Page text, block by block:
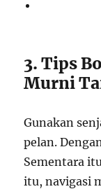
3. Tips
Murni
Gunakan
pelan.
Sementara
itu, navigasi